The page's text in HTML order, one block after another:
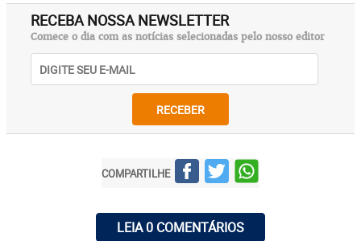
RECEBA NOSSA NEWSLETTER
Comece o dia com as notícias selecionadas pelo nosso editor
RECEBER
COMPARTILHE
LEIA 0 COMENTÁRIOS